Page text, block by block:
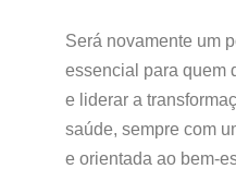
Será novamente um
essencial para quem
e liderar a
saúde, sempre com
e orientada ao bem-